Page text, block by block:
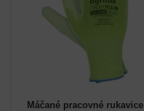
Máčané pracovné rukavice